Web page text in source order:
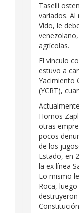
Taselli
variados. Al
Vido, le
agrícolas.
El vínculo
estuvo a
Yacimiento
(YCRT),
Hornos
otras
pocos
de los
Estado, en
la ex línea
Lo mismo
Roca,